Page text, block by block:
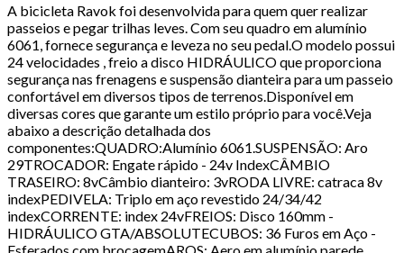
A bicicleta Ravok foi desenvolvida para quem quer realizar
passeios e pegar trilhas leves. Com seu quadro em alumínio
6061, fornece segurança e leveza no seu pedal.O modelo possui
24 velocidades , freio a disco HIDRÁULICO que proporciona
segurança nas frenagens e suspensão dianteira para um passeio
confortável em diversos tipos de terrenos.Disponível em
diversas cores que garante um estilo próprio para você.Veja
abaixo a descrição detalhada dos
componentes:QUADRO:Alumínio 6061.SUSPENSÃO: Aro
29TROCADOR: Engate rápido - 24v IndexCÂMBIO
TRASEIRO: 8vCâmbio dianteiro: 3vRODA LIVRE: catraca 8v
indexPEDIVELA: Triplo em aço revestido 24/34/42
indexCORRENTE: index 24vFREIOS: Disco 160mm -
HIDRÁULICO GTA/ABSOLUTECUBOS: 36 Furos em Aço -